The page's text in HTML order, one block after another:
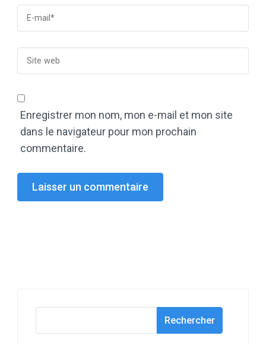
Enregistrer mon nom, mon e-mail et mon site
dans le navigateur pour mon prochain
commentaire.
Rechercher